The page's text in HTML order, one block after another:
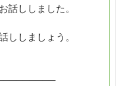
話ししました。
ししましょう。